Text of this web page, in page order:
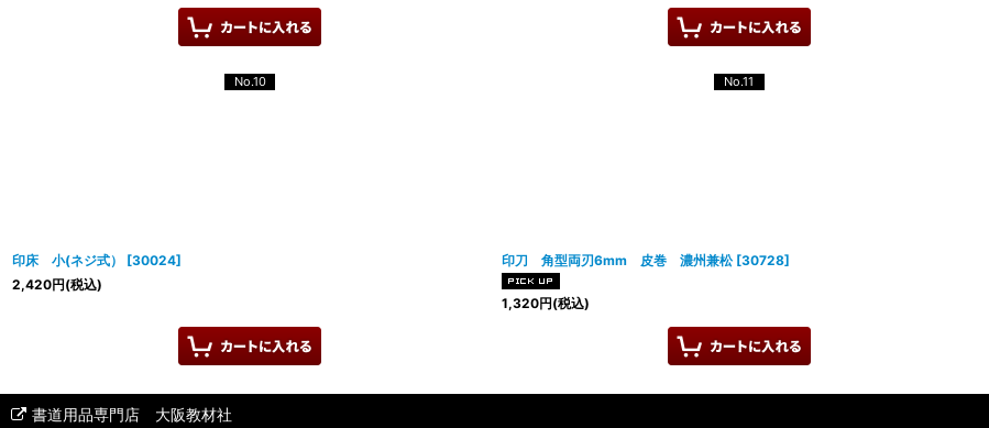
No.10
印床 小(ネジ式） [30024]
2,420円(税込)
No.11
印刀 角型両刃6mm 皮巻 濃州兼松 [30728]
1,320円(税込)
書道用品専門店 大阪教材社